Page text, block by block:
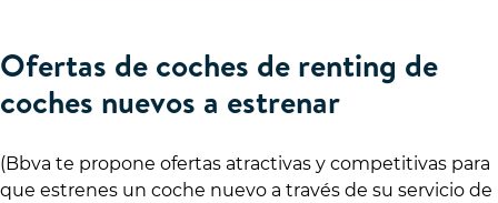
Ofertas de coches de renting de
coches nuevos a estrenar
(Bbva te propone ofertas atractivas y competitivas para
que estrenes un coche nuevo a través de su servicio de